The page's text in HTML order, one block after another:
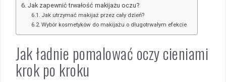
Jak zapewnić trwałość makijażu oczu?
Jak utrzymać makijaż przez cały dzień?
Wybór kosmetyków do makijażu o długotrwałym efekcie
Jak ładnie pomalować oczy cieniami
krok po kroku